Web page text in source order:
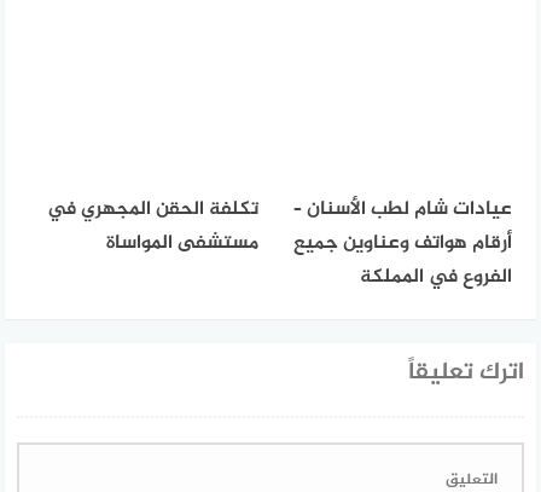
عيادات شام لطب الأسنان –
أرقام هواتف وعناوين جميع
الفروع في المملكة
تكلفة الحقن المجهري في
مستشفى المواساة
اترك تعليقاً